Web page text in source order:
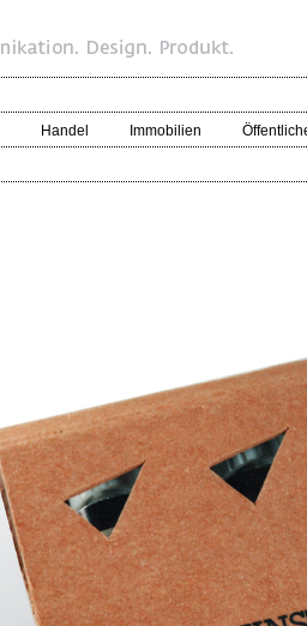
Handel Immobilien